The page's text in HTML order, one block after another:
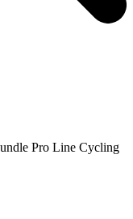
Pro Line Cycling